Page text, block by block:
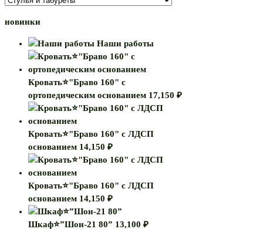
новинки
Наши работы
Кровать⭐"Браво 160" с
ортопедическим основанием 17,150 ₽
Кровать⭐"Браво 160" с ЛДСП
основанием 14,150 ₽
Кровать⭐"Браво 160" с ЛДСП
основанием 14,150 ₽
Шкаф⭐”Шон-21 80” 13,100 ₽